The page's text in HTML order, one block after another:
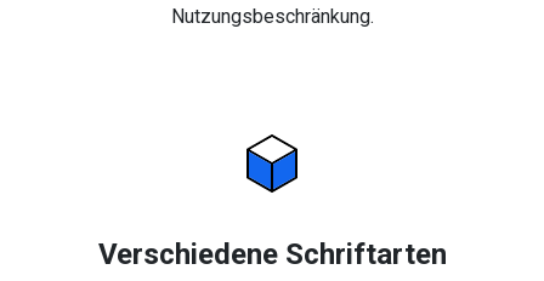
Nutzungsbeschränkung.
Verschiedene Schriftarten